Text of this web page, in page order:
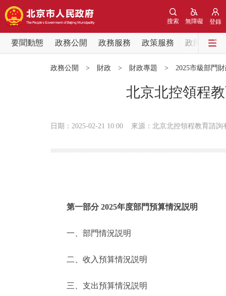
登錄
無障礙
搜索
要聞動態 政務公開 政務服務 政策服務
政民互動
政務公開 > 財政 > 財政專題 > 2025市級部門
北京北控領程
日期：2025-02-21 10:00 來源：北京北控領程教育諮詢
第一部分 2025年度部門預算情況説明
一、部門情況説明
二、收入預算情況説明
三、支出預算情況説明